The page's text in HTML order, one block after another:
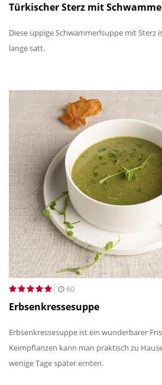
Türkischer Sterz mit
Diese üppige Schwammerlsuppe mit Sterz
lange satt.
60
Erbsenkressesuppe
Erbsenkressesuppe ist ein wunderbarer
Keimpflanzen kann man praktisch zu
wenige Tage später ernten.